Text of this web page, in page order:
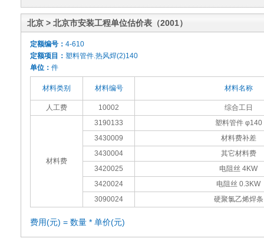
北京 > 北京市安装工程单位估价表（2001）
定额编号： 4-610
定额项目： 塑料管件.热风焊(2)140
单位： 件
材料类别 材料编号 材料名称
人工费 10002 综合工日
材料费
3190133
塑料管件 φ140
3430009
材料费补差
3430004
其它材料费
3420025
电阻丝 4KW
3420024
电阻丝 0.3KW
3090024
硬聚氯乙烯焊条
费用(元) = 数量 * 单价(元)